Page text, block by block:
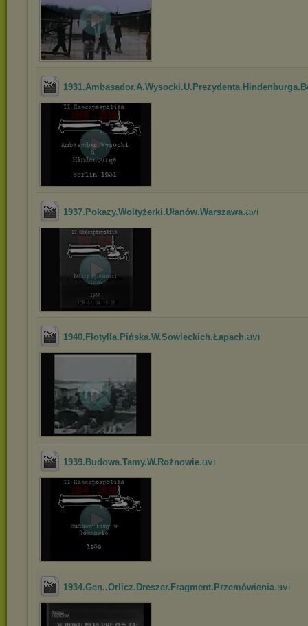
1937.Pokazy.Woltyżerki.Ułanów.Warszawa.avi
1940.Flotylla.Pińska.W.Sowieckich.Łapach.avi
1939.Budowa.Tamy.W.Rożnowie.avi
1934.Gen..Orlicz.Dreszer.Fragment.Przemówienia.avi